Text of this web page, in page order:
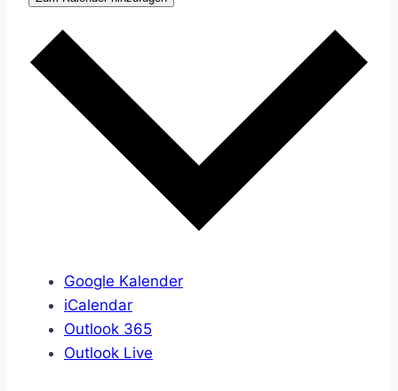
Google Kalender
iCalendar
Outlook 365
Outlook Live